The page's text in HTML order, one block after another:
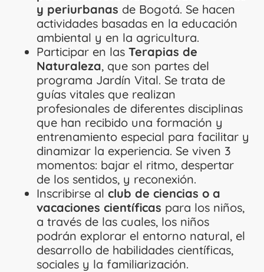
y periurbanas de Bogotá. Se hacen
actividades basadas en la educación
ambiental y en la agricultura.
Participar en las Terapias de
Naturaleza, que son partes del
programa Jardín Vital. Se trata de
guías vitales que realizan
profesionales de diferentes disciplinas
que han recibido una formación y
entrenamiento especial para facilitar y
dinamizar la experiencia. Se viven 3
momentos: bajar el ritmo, despertar
de los sentidos, y reconexión.
Inscribirse alclub de ciencias o a
vacaciones científicas para los niños,
a través de las cuales, los niños
podrán explorar el entorno natural, el
desarrollo de habilidades científicas,
sociales y la familiarización.